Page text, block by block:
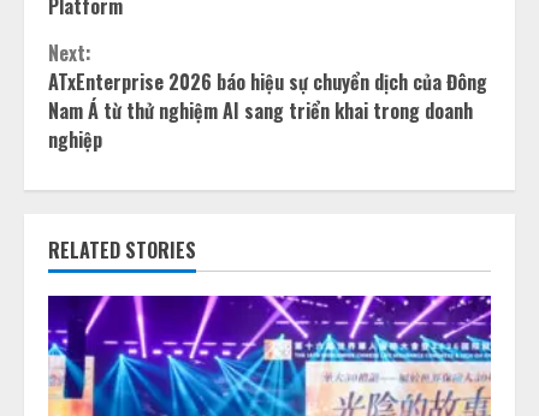
Platform
Next:
ATxEnterprise 2026 báo hiệu sự chuyển dịch của Đông
Nam Á từ thử nghiệm AI sang triển khai trong doanh
nghiệp
RELATED STORIES